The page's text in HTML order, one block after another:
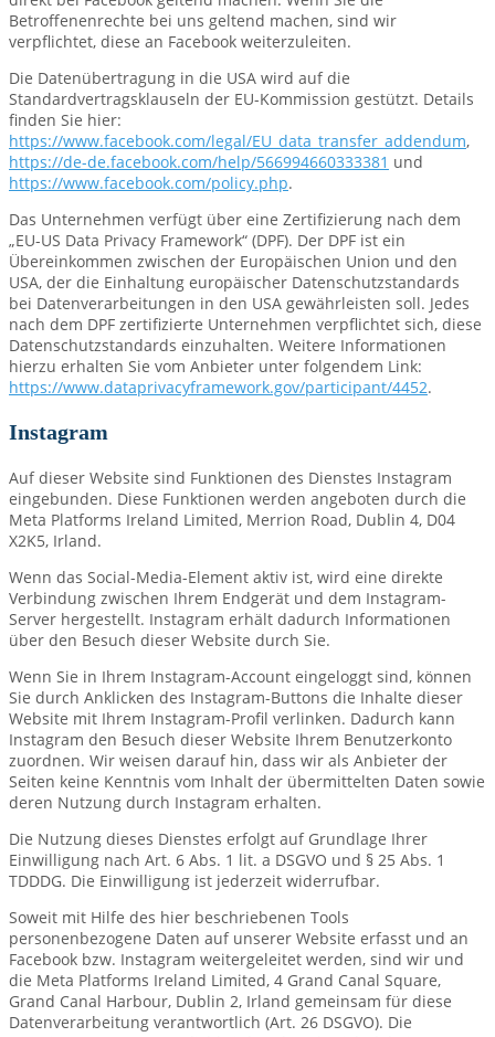
Betroffenenrechte bei uns geltend machen, sind wir
verpflichtet, diese an Facebook weiterzuleiten.
Die Datenübertragung in die USA wird auf die
Standardvertragsklauseln der EU-Kommission gestützt. Details
finden Sie hier:
https://www.facebook.com/legal/EU_data_transfer_addendum,
https://de-de.facebook.com/help/566994660333381 und
https://www.facebook.com/policy.php.
Das Unternehmen verfügt über eine Zertifizierung nach dem
„EU-US Data Privacy Framework“ (DPF). Der DPF ist ein
Übereinkommen zwischen der Europäischen Union und den
USA, der die Einhaltung europäischer Datenschutzstandards
bei Datenverarbeitungen in den USA gewährleisten soll. Jedes
nach dem DPF zertifizierte Unternehmen verpflichtet sich, diese
Datenschutzstandards einzuhalten. Weitere Informationen
hierzu erhalten Sie vom Anbieter unter folgendem Link:
https://www.dataprivacyframework.gov/participant/4452.
Instagram
Auf dieser Website sind Funktionen des Dienstes Instagram
eingebunden. Diese Funktionen werden angeboten durch die
Meta Platforms Ireland Limited, Merrion Road, Dublin 4, D04
X2K5, Irland.
Wenn das Social-Media-Element aktiv ist, wird eine direkte
Verbindung zwischen Ihrem Endgerät und dem Instagram-
Server hergestellt. Instagram erhält dadurch Informationen
über den Besuch dieser Website durch Sie.
Wenn Sie in Ihrem Instagram-Account eingeloggt sind, können
Sie durch Anklicken des Instagram-Buttons die Inhalte dieser
Website mit Ihrem Instagram-Profil verlinken. Dadurch kann
Instagram den Besuch dieser Website Ihrem Benutzerkonto
zuordnen. Wir weisen darauf hin, dass wir als Anbieter der
Seiten keine Kenntnis vom Inhalt der übermittelten Daten sowie
deren Nutzung durch Instagram erhalten.
Die Nutzung dieses Dienstes erfolgt auf Grundlage Ihrer
Einwilligung nach Art. 6 Abs. 1 lit. a DSGVO und § 25 Abs. 1
TDDDG. Die Einwilligung ist jederzeit widerrufbar.
Soweit mit Hilfe des hier beschriebenen Tools
personenbezogene Daten auf unserer Website erfasst und an
Facebook bzw. Instagram weitergeleitet werden, sind wir und
die Meta Platforms Ireland Limited, 4 Grand Canal Square,
Grand Canal Harbour, Dublin 2, Irland gemeinsam für diese
Datenverarbeitung verantwortlich (Art. 26 DSGVO). Die